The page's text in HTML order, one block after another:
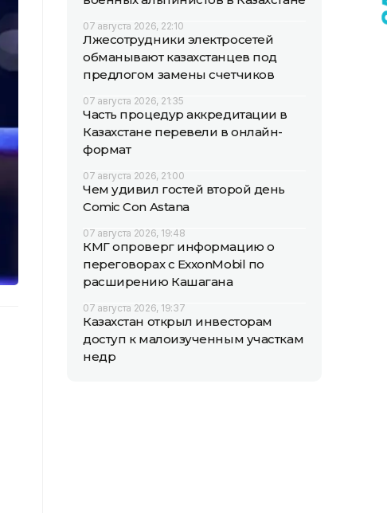
07 августа 2026, 22:10
Лжесотрудники электросетей
обманывают казахстанцев под
предлогом замены счетчиков
07 августа 2026, 21:35
Часть процедур аккредитации в
Казахстане перевели в онлайн-
формат
07 августа 2026, 21:00
Чем удивил гостей второй день
Comic Con Astana
07 августа 2026, 19:48
КМГ опроверг информацию о
переговорах с ExxonMobil по
расширению Кашагана
07 августа 2026, 19:37
Казахстан открыл инвесторам
доступ к малоизученным участкам
недр